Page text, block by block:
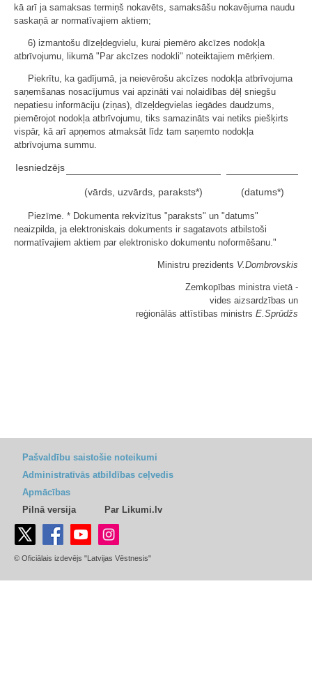
kā arī ja samaksas termiņš nokavēts, samaksāšu nokavējuma naudu
saskaņā ar normatīvajiem aktiem;
6) izmantošu dīzeļdegvielu, kurai piemēro akcīzes nodokļa
atbrīvojumu, likumā "Par akcīzes nodokli" noteiktajiem mērķiem.
Piekrītu, ka gadījumā, ja neievērošu akcīzes nodokļa atbrīvojuma
saņemšanas nosacījumus vai apzināti vai nolaidības dēļ sniegšu
nepatiesu informāciju (ziņas), dīzeļdegvielas iegādes daudzums,
piemērojot nodokļa atbrīvojumu, tiks samazināts vai netiks piešķirts
vispār, kā arī apņemos atmaksāt līdz tam saņemto nodokļa
atbrīvojuma summu.
Iesniedzējs
(vārds, uzvārds, paraksts*) (datums*)
Piezīme. * Dokumenta rekvizītus "paraksts" un "datums"
neaizpilda, ja elektroniskais dokuments ir sagatavots atbilstoši
normatīvajiem aktiem par elektronisko dokumentu noformēšanu."
Ministru prezidents V.Dombrovskis
Zemkopības ministra vietā -
vides aizsardzības un
reģionālās attīstības ministrs E.Sprūdžs
Pašvaldību saistošie noteikumi
Administratīvās atbildības ceļvedis
Apmācības
Pilnā versija
Par Likumi.lv
© Oficiālais izdevējs "Latvijas Vēstnesis"